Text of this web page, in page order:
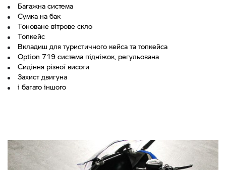
Багажна система
Сумка на бак
Тоноване вітрове скло
Топкейс
Вкладиш для туристичного кейса та топкейса
Option 719 система підніжок, регульована
Сидіння різної висоти
Захист двигуна
і багато іншого